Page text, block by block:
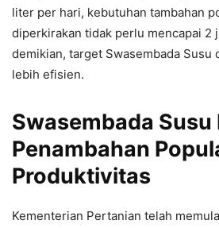
liter per hari, kebutuhan tambahan
diperkirakan tidak perlu mencapai 2
demikian, target Swasembada Susu
lebih efisien.
Swasembada
Penambahan
Produktivitas
Kementerian Pertanian telah